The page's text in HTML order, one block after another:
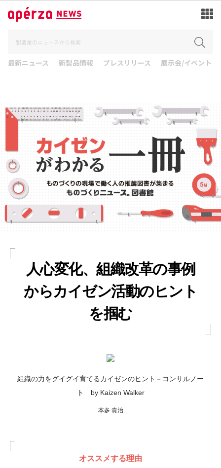
最新ニュース 新製品情報 プレスリリース 展示会/イベント
人心変化、組織改革の事例
からカイゼン活動のヒント
を掴む
組織の力をグイグイ育てるカイゼンのヒント－コンサルノー
ト by Kaizen Walker
本多 貴治
オススメする理由